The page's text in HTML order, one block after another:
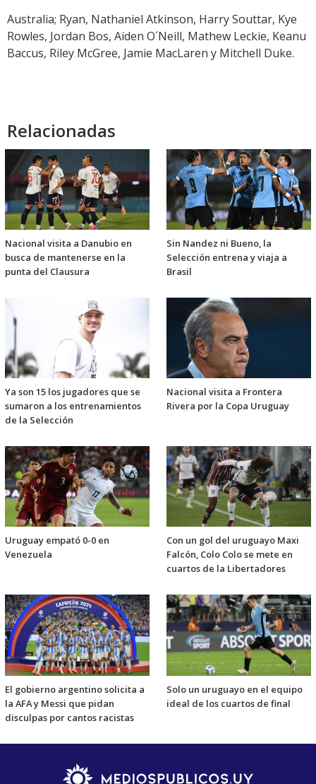
Australia; Ryan, Nathaniel Atkinson, Harry Souttar, Kye
Rowles, Jordan Bos, Aiden O´Neill, Mathew Leckie, Keanu
Baccus, Riley McGree, Jamie MacLaren y Mitchell Duke.
Relacionadas
Nacional visita a Danubio en
busca de mantenerse en la
punta del Clausura
Sin Nandez ni Bueno, la
Selección entrena y viaja a
Brasil
Ya son 15 los jugadores que se
sumaron a los entrenamientos
de la Selección
Nacional visita a Frontera
Rivera por la Copa Uruguay
Uruguay empató 0-0 en
Venezuela
Con un gol del uruguayo Maxi
Falcón, Colo Colo se mete en
cuartos de la Libertadores
El gobierno argentino solicita a
la AFA y Messi que pidan
disculpas por cantos racistas
Solo un uruguayo en el equipo
ideal de los cuartos de final